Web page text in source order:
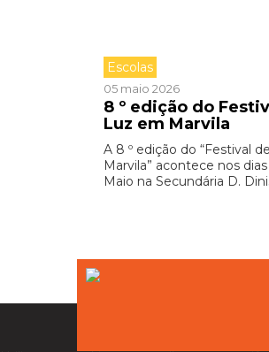
Escolas
05 maio 2026
8 º edição do
Luz em Marvila
A 8 º edição do “Festival
Marvila” acontece nos
Maio na Secundária D.